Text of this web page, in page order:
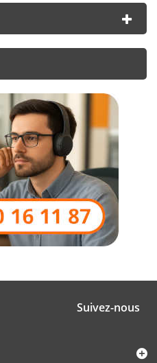
Suivez-nous